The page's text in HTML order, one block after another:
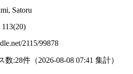
Satoru
2115/99878
数:28件 （2026-08-08 07:41 集計）